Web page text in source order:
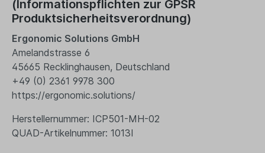
(Informationspflichten zur GPSR
Produktsicherheitsverordnung)
Ergonomic Solutions GmbH
Amelandstrasse 6
45665 Recklinghausen, Deutschland
+49 (0) 2361 9978 300
https://ergonomic.solutions/
Herstellernummer: ICP501-MH-02
QUAD-Artikelnummer: 1013I